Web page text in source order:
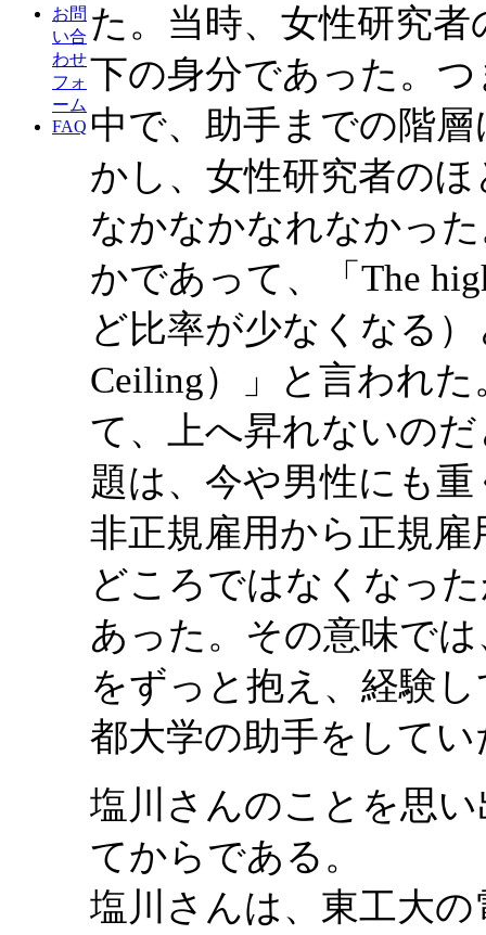
お問
い合
わせ
フォ
ーム
FAQ
た。当時、女性研究
下の身分であった。
中で、助手までの階
かし、女性研究者の
なかなかなれなかっ
かであって、「The
ど比率が少なくなる
Ceiling）」と言われ
て、上へ昇れないの
題は、今や男性にも
非正規雇用から正規
どころではなくなっ
あった。その意味で
をずっと抱え、経験
都大学の助手をしてい
塩川さんのことを思
てからである。
塩川さんは、東工大